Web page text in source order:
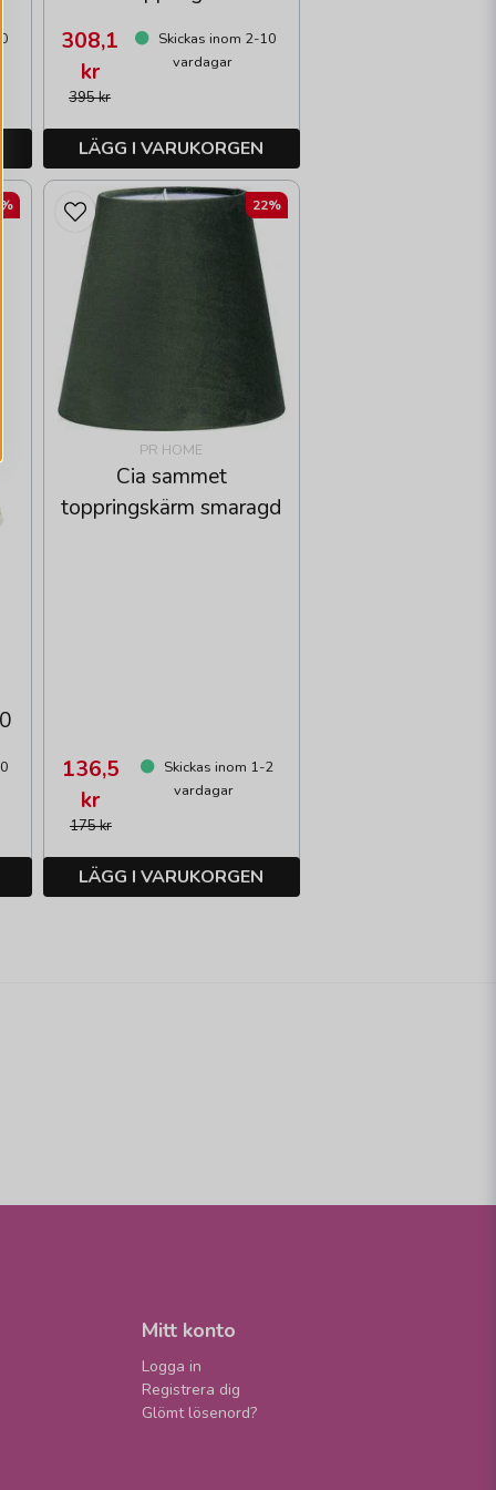
395 kr
308,1
kr
Skickas inom 2-10
vardagar
LÄGG I VARUKORGEN
PR HOME
Cia sammet
toppringskärm smaragd
175 kr
136,5
kr
Skickas inom 1-2
vardagar
LÄGG I VARUKORGEN
22%
Mitt konto
Logga in
Registrera dig
Glömt lösenord?